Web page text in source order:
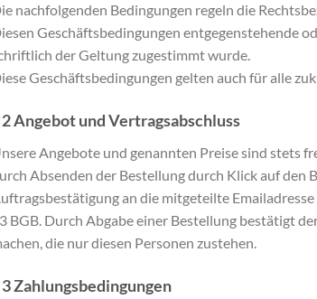
nachfolgenden Bedingungen regeln die
Geschäftsbedingungen entgegenstehende
der Geltung zugestimmt wurde.
Geschäftsbedingungen gelten auch für alle
2 Angebot und Vertragsabschluss
Angebote und genannten Preise sind stets
Absenden der Bestellung durch Klick auf den
an die mitgeteilte
BGB. Durch Abgabe einer Bestellung bestätigt
die nur diesen Personen zustehen.
3 Zahlungsbedingungen